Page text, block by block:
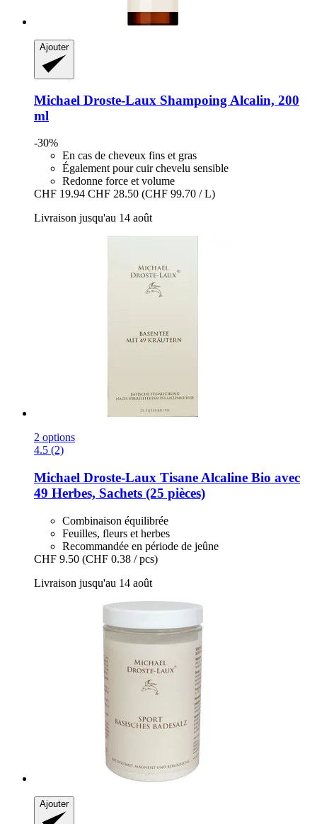
Ajouter
Michael Droste-Laux Shampoing Alcalin, 200
ml
-30%
En cas de cheveux fins et gras
Également pour cuir chevelu sensible
Redonne force et volume
CHF 19.94 CHF 28.50 (CHF 99.70 / L)
Livraison jusqu'au 14 août
2 options
4.5 (2)
Michael Droste-Laux Tisane Alcaline Bio avec
49 Herbes, Sachets (25 pièces)
Combinaison équilibrée
Feuilles, fleurs et herbes
Recommandée en période de jeûne
CHF 9.50 (CHF 0.38 / pcs)
Livraison jusqu'au 14 août
Ajouter